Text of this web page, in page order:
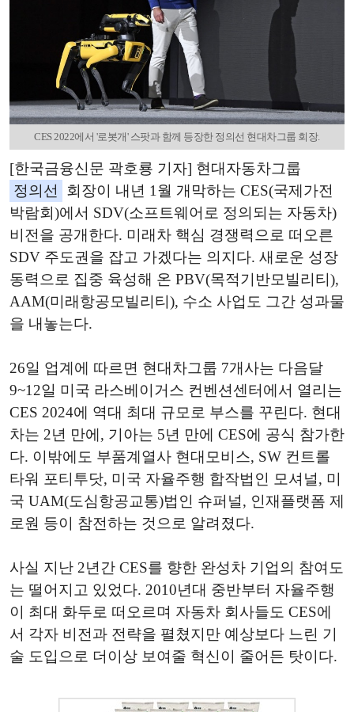
CES 2022에서 '로봇개' 스팟과 함께 등장한 정의선 현대차그룹 회장.
[한국금융신문 곽호룡 기자] 현대자동차그룹
정의선
회장이 내년 1월 개막하는 CES(국제가전
박람회)에서 SDV(소프트웨어로 정의되는 자동차)
비전을 공개한다. 미래차 핵심 경쟁력으로 떠오른
SDV 주도권을 잡고 가겠다는 의지다. 새로운 성장
동력으로 집중 육성해 온 PBV(목적기반모빌리티),
AAM(미래항공모빌리티), 수소 사업도 그간 성과물
을 내놓는다.
26일 업계에 따르면 현대차그룹 7개사는 다음달
9~12일 미국 라스베이거스 컨벤션센터에서 열리는
CES 2024에 역대 최대 규모로 부스를 꾸린다. 현대
차는 2년 만에, 기아는 5년 만에 CES에 공식 참가한
다. 이밖에도 부품계열사 현대모비스, SW 컨트롤
타워 포티투닷, 미국 자율주행 합작법인 모셔널, 미
국 UAM(도심항공교통)법인 슈퍼널, 인재플랫폼 제
로원 등이 참전하는 것으로 알려졌다.
사실 지난 2년간 CES를 향한 완성차 기업의 참여도
는 떨어지고 있었다. 2010년대 중반부터 자율주행
이 최대 화두로 떠오르며 자동차 회사들도 CES에
서 각자 비전과 전략을 펼쳤지만 예상보다 느린 기
술 도입으로 더이상 보여줄 혁신이 줄어든 탓이다.